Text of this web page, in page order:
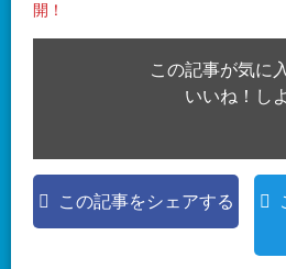
開！
この記事が気に
いいね！し
この記事をシェアする